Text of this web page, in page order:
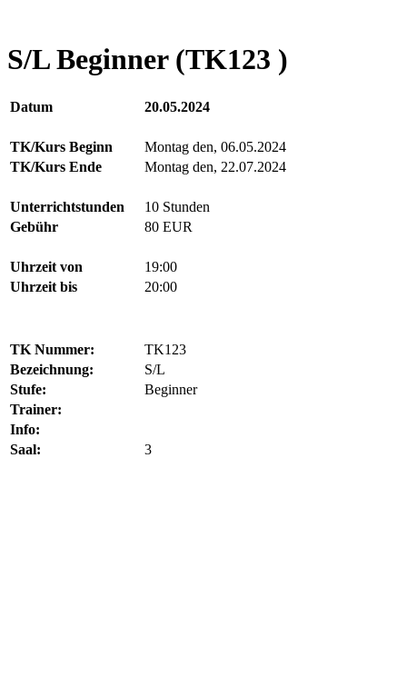
S/L Beginner (TK123 )
Datum 20.05.2024
TK/Kurs Beginn
Montag den, 06.05.2024
TK/Kurs Ende
Montag den, 22.07.2024
Unterrichtstunden
10 Stunden
Gebühr
80 EUR
Uhrzeit von
19:00
Uhrzeit bis
20:00
TK Nummer:
TK123
Bezeichnung:
S/L
Stufe:
Beginner
Trainer:
Info:
Saal:
3